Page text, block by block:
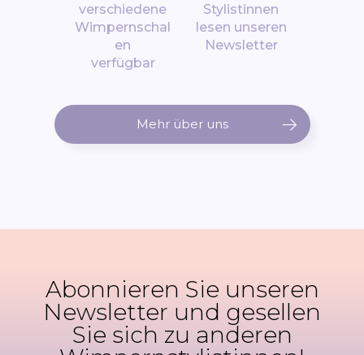
verschiedene
Wimpernschal
en
verfügbar
Stylistinnen
lesen unseren
Newsletter
Mehr über uns
Abonnieren Sie unseren
Newsletter und gesellen
Sie sich zu anderen